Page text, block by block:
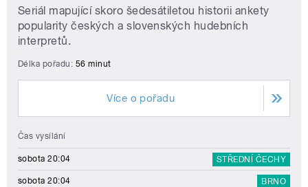
Seriál mapující skoro šedesátiletou historii ankety
popularity českých a slovenských hudebních
interpretů.
Délka pořadu: 56 minut
Více o pořadu
Čas vysílání
sobota 20:04 STŘEDNÍ ČECHY
sobota 20:04 BRNO